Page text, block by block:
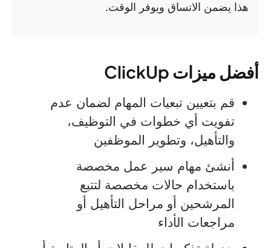
هذا يضمن الاتساق ويوفر الوقت.
أفضل ميزات ClickUp
قم بتعيين تبعيات المهام لضمان عدم
تفويت أي خطوات في التوظيف،
والتأهيل، وتطوير الموظفين
أنشئ مهام سير عمل مخصصة
باستخدام حالات مخصصة لتتبع
المرشحين أو مراحل التأهيل أو
مراجعات الأداء